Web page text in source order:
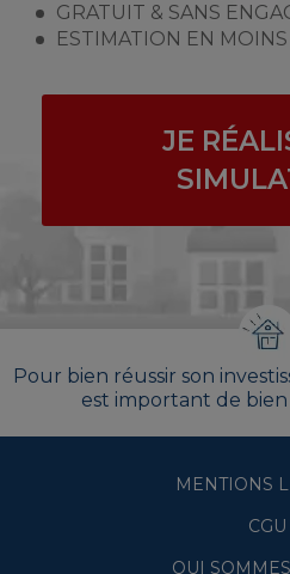
GRATUIT & SANS
ESTIMATION EN
JE
Pour bien réussir son
est important de bien
MENTIONS
CGU
QUI